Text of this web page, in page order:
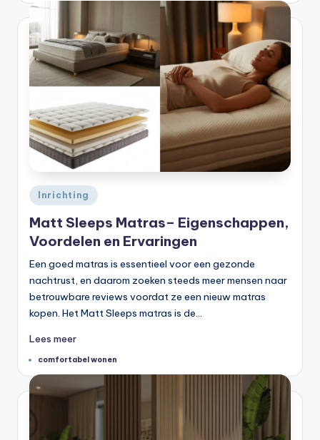
Geplaatst
Inrichting
Matt Sleeps Matras– Eigenschappen,
Voordelen en Ervaringen
Een goed matras is essentieel voor een gezonde
nachtrust, en daarom zoeken steeds meer mensen naar
betrouwbare reviews voordat ze een nieuw matras
kopen. Het Matt Sleeps matras is de…
Lees meer
Tags:comfortabel wonen